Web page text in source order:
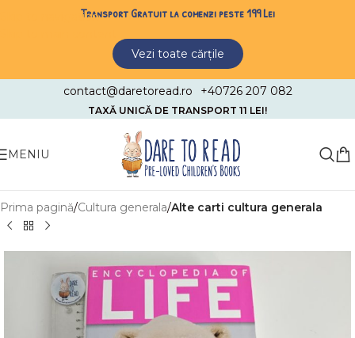
Skip to navigationTransport Gratuit la comenzi peste 199 Lei
Vezi toate cărțile
contact@daretoread.ro +40726 207 082
TAXĂ UNICĂ DE TRANSPORT 11 LEI!
MENIU
Prima pagină Cultura generala Alte carti cultura generala